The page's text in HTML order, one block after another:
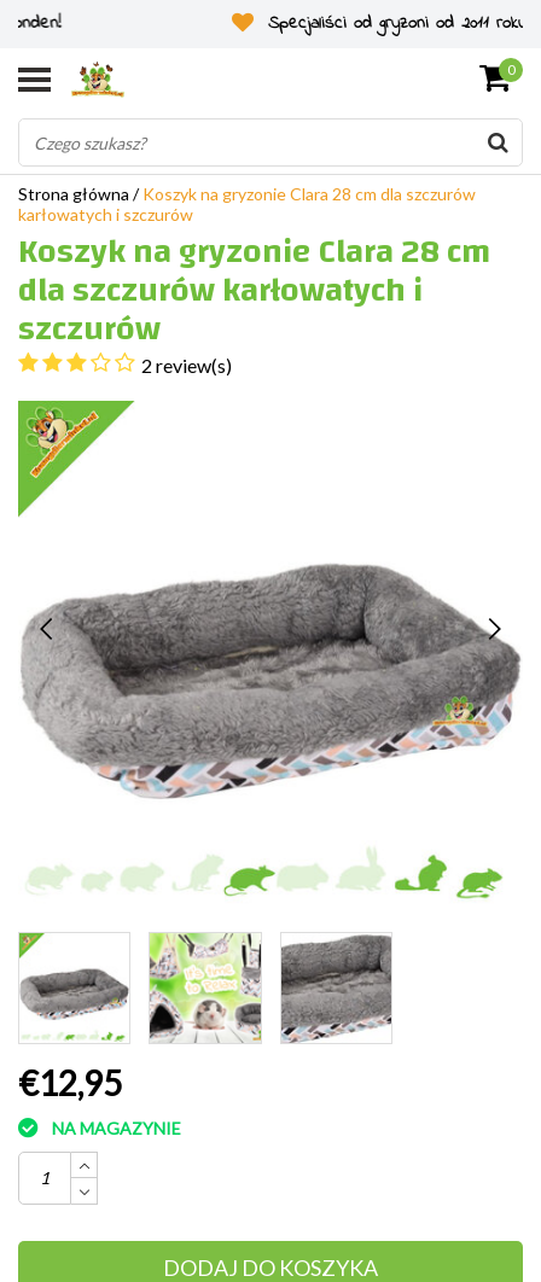
Specjaliści od gryzoni od 2011 roku
0
Strona główna /Koszyk na gryzonie Clara 28 cm dla szczurów
karłowatych i szczurów
Koszyk na gryzonie Clara 28 cm
dla szczurów karłowatych i
szczurów
2 review(s)
€12,95
NA MAGAZYNIE
DODAJ DO KOSZYKA